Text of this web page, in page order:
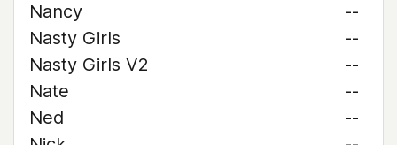
Nancy
--
Nasty Girls
--
Nasty Girls V2
--
Nate
--
Ned
--